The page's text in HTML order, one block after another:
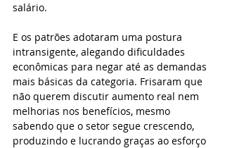
salário.
E os patrões adotaram uma postura
intransigente, alegando dificuldades
econômicas para negar até as demandas
mais básicas da categoria. Frisaram que
não querem discutir aumento real nem
melhorias nos benefícios, mesmo
sabendo que o setor segue crescendo,
produzindo e lucrando graças ao esforço